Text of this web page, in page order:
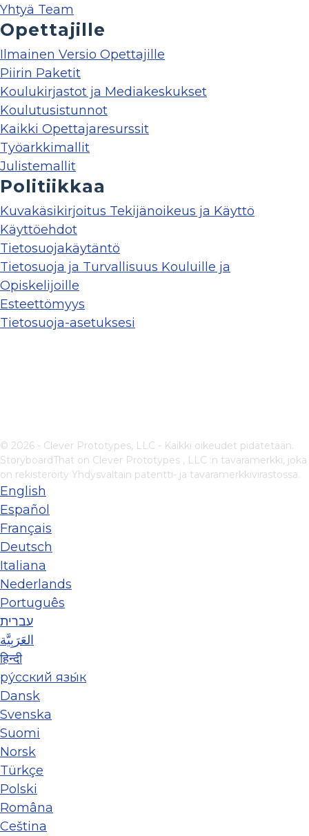
Yhtyä Team
Opettajille
Ilmainen Versio Opettajille
Piirin Paketit
Koulukirjastot ja Mediakeskukset
Koulutusistunnot
Kaikki Opettajaresurssit
Työarkkimallit
Julistemallit
Politiikkaa
Kuvakäsikirjoitus Tekijänoikeus ja Käyttö
Käyttöehdot
Tietosuojakäytäntö
Tietosuoja ja Turvallisuus Kouluille ja
Opiskelijoille
Esteettömyys
Tietosuoja-asetuksesi
© 2026 - Clever Prototypes, LLC - Kaikki oikeudet pidätetään.
StoryboardThat on Clever Prototypes , LLC :n tavaramerkki, joka
on rekisteröity Yhdysvaltain patentti- ja tavaramerkkivirastossa.
English
Español
Français
Deutsch
Italiana
Nederlands
Português
עברית
العَرَبِيَّة
हिन्दी
ру́сский язы́к
Dansk
Svenska
Suomi
Norsk
Türkçe
Polski
Româna
Ceština